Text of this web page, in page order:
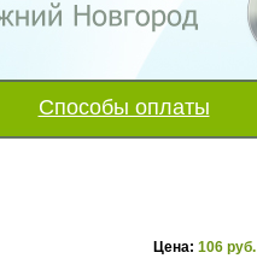
Способы оплаты
Цена: 106 руб.